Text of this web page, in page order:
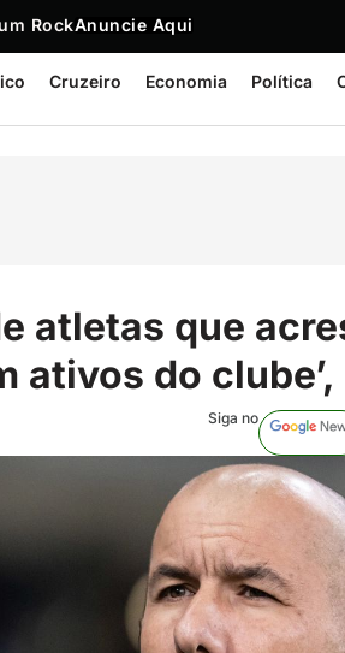
RockAnuncie Aqui
Cruzeiro Economia Política
atletas que
ativos do
Siga no